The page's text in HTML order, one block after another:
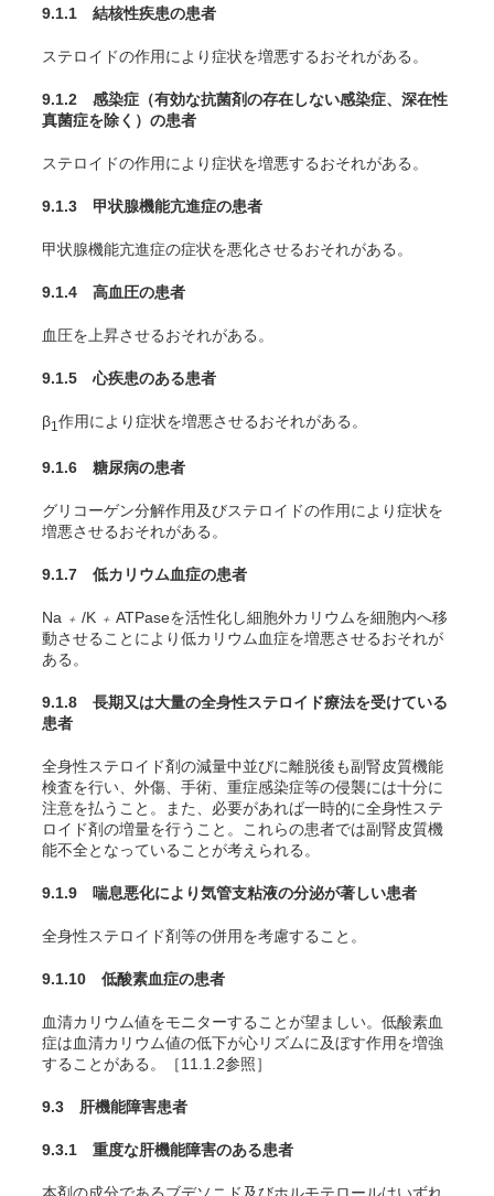
9.1.1 結核性疾患の患者
ステロイドの作用により症状を増悪するおそれがある。
9.1.2 感染症（有効な抗菌剤の存在しない感染症、深在性
真菌症を除く）の患者
ステロイドの作用により症状を増悪するおそれがある。
9.1.3 甲状腺機能亢進症の患者
甲状腺機能亢進症の症状を悪化させるおそれがある。
9.1.4 高血圧の患者
血圧を上昇させるおそれがある。
9.1.5 心疾患のある患者
β1 作用により症状を増悪させるおそれがある。
9.1.6 糖尿病の患者
グリコーゲン分解作用及びステロイドの作用により症状を
増悪させるおそれがある。
9.1.7 低カリウム血症の患者
Na ＋ /K ＋ ATPaseを活性化し細胞外カリウムを細胞内へ移
動させることにより低カリウム血症を増悪させるおそれが
ある。
9.1.8 長期又は大量の全身性ステロイド療法を受けている
患者
全身性ステロイド剤の減量中並びに離脱後も副腎皮質機能
検査を行い、外傷、手術、重症感染症等の侵襲には十分に
注意を払うこと。また、必要があれば一時的に全身性ステ
ロイド剤の増量を行うこと。これらの患者では副腎皮質機
能不全となっていることが考えられる。
9.1.9 喘息悪化により気管支粘液の分泌が著しい患者
全身性ステロイド剤等の併用を考慮すること。
9.1.10 低酸素血症の患者
血清カリウム値をモニターすることが望ましい。低酸素血
症は血清カリウム値の低下が心リズムに及ぼす作用を増強
することがある。［11.1.2参照］
9.3 肝機能障害患者
9.3.1 重度な肝機能障害のある患者